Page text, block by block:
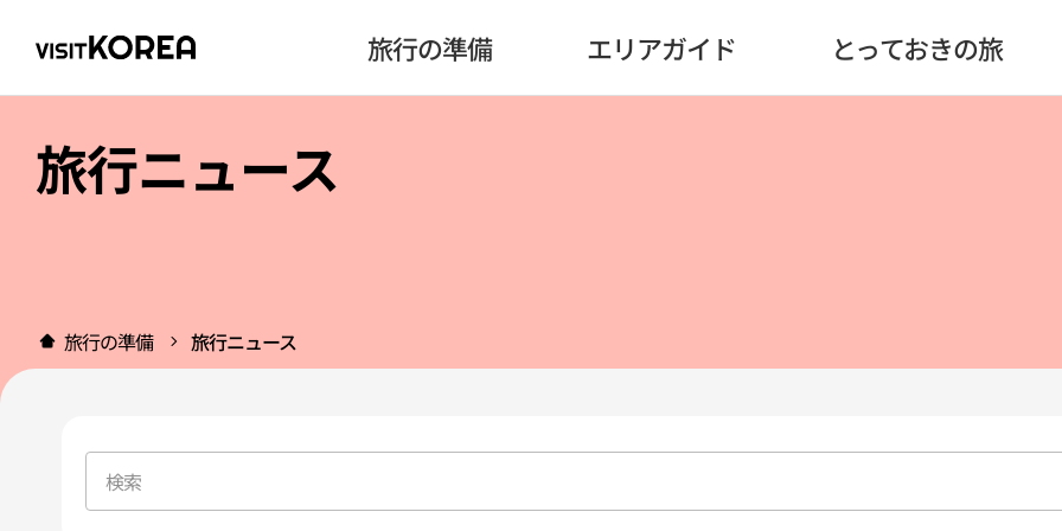
旅行の準備 エリアガイド とっておきの旅
旅行ニュース
旅行の準備 旅行ニュース